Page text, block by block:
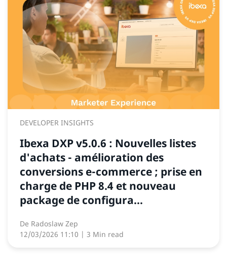
DEVELOPER INSIGHTS
Ibexa DXP v5.0.6 : Nouvelles listes
d'achats - amélioration des
conversions e-commerce ; prise en
charge de PHP 8.4 et nouveau
package de configura...
De Radoslaw Zep
12/03/2026 11:10 | 3 Min read